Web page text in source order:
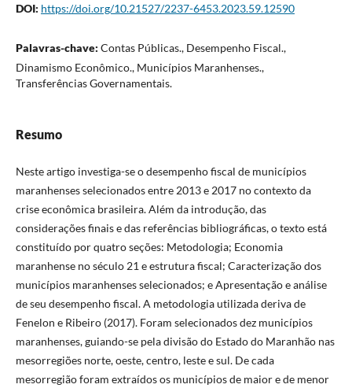
DOI: https://doi.org/10.21527/2237-6453.2023.59.12590
Palavras-chave: Contas Públicas., Desempenho Fiscal.,
Dinamismo Econômico., Municípios Maranhenses.,
Transferências Governamentais.
Resumo
Neste artigo investiga-se o desempenho fiscal de municípios
maranhenses selecionados entre 2013 e 2017 no contexto da
crise econômica brasileira. Além da introdução, das
considerações finais e das referências bibliográficas, o texto está
constituído por quatro seções: Metodologia; Economia
maranhense no século 21 e estrutura fiscal; Caracterização dos
municípios maranhenses selecionados; e Apresentação e análise
de seu desempenho fiscal. A metodologia utilizada deriva de
Fenelon e Ribeiro (2017). Foram selecionados dez municípios
maranhenses, guiando-se pela divisão do Estado do Maranhão nas
mesorregiões norte, oeste, centro, leste e sul. De cada
mesorregião foram extraídos os municípios de maior e de menor